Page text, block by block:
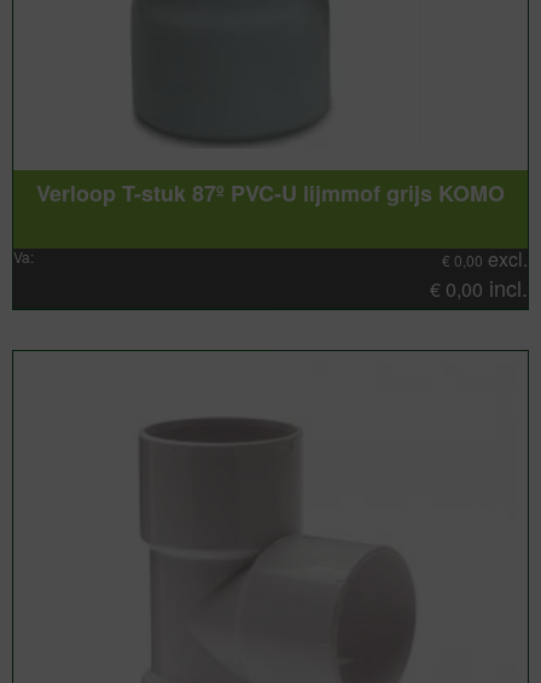
Verloop T-stuk 87º PVC-U lijmmof grijs KOMO
Va: € 0,00 excl.
€ 0,00 incl.